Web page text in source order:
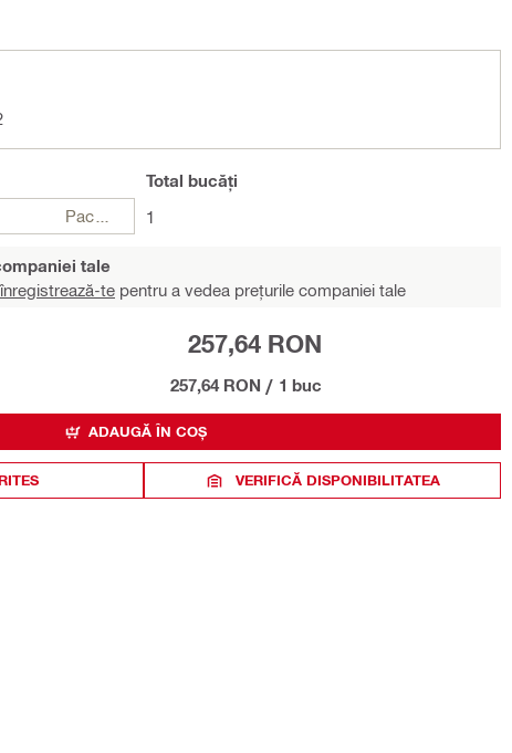
Total bucăți
1
tale
te pentru a vedea prețurile companiei tale
257,64 RON
257,64 RON / 1 buc
ADAUGĂ ÎN COȘ
VERIFICĂ DISPONIBILITATEA